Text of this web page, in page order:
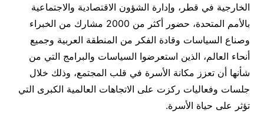
الخارجية في قطر، وإدارة الشؤون الاقتصادية والاجتماعية
بالأمم المتحدة، حضور أكثر من 2000 مشارك من الخبراء
وصناع السياسات وقادة الفكر من المنطقة العربية وجميع
أنحاء العالم، الذين استعرضوا السياسات والبرامج التي من
شأنها أن تعزز مكانة الأسرة في قلب المجتمع، وذلك خلال
جلسات وفعاليات ركزت على الاتجاهات العالمية الكبرى التي
تؤثر على حياة الأسرة.